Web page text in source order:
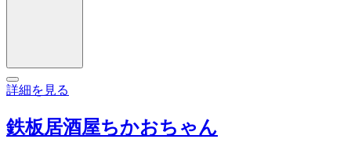
詳細を見る
鉄板居酒屋ちかおちゃん